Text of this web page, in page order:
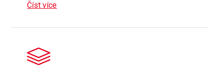
Číst více